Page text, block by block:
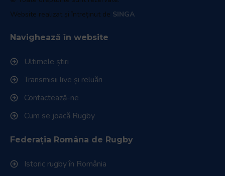
Website realizat și întreținut de SINGA
Navighează în website
Ultimele știri
Transmisii live și reluări
Contactează-ne
Cum se joacă Rugby
Federația Româna de Rugby
Istoric rugby în România